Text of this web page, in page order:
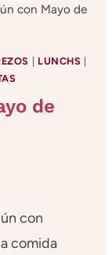
con Mayo de
LUNCHS
de
con
comida